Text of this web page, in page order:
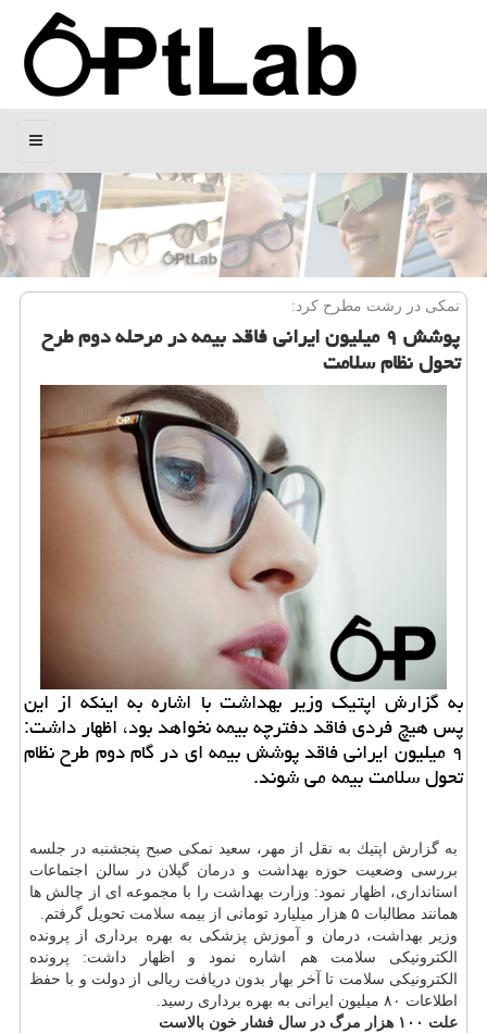
منو
نمكی در رشت مطرح كرد:
پوشش ۹ میلیون ایرانی فاقد بیمه در مرحله دوم طرح
تحول نظام سلامت
به گزارش اپتیك وزیر بهداشت با اشاره به اینكه از این
پس هیچ فردی فاقد دفترچه بیمه نخواهد بود، اظهار داشت:
۹ میلیون ایرانی فاقد پوشش بیمه ای در گام دوم طرح نظام
تحول سلامت بیمه می شوند.
به گزارش اپتیك به نقل از مهر، سعید نمكی صبح پنجشنبه در جلسه
بررسی وضعیت حوزه بهداشت و درمان گیلان در سالن اجتماعات
استانداری، اظهار نمود: وزارت بهداشت را با مجموعه ای از چالش ها
همانند مطالبات ۵ هزار میلیارد تومانی از بیمه
سلامت تحویل گرفتم.
وزیر بهداشت، درمان و
آموزش پزشكی به بهره برداری از پرونده
الكترونیكی سلامت هم اشاره نمود و اظهار داشت: پرونده
الكترونیكی سلامت تا آخر بهار بدون دریافت ریالی از دولت و با حفظ
اطلاعات ۸۰ میلیون ایرانی به بهره برداری رسید.
علت ۱۰۰ هزار مرگ در سال فشار خون بالاست